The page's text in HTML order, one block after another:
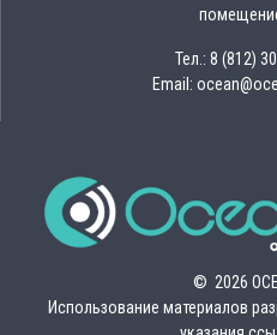
Тел.: 8 (812)
Email:
© 2026
Использование материалов